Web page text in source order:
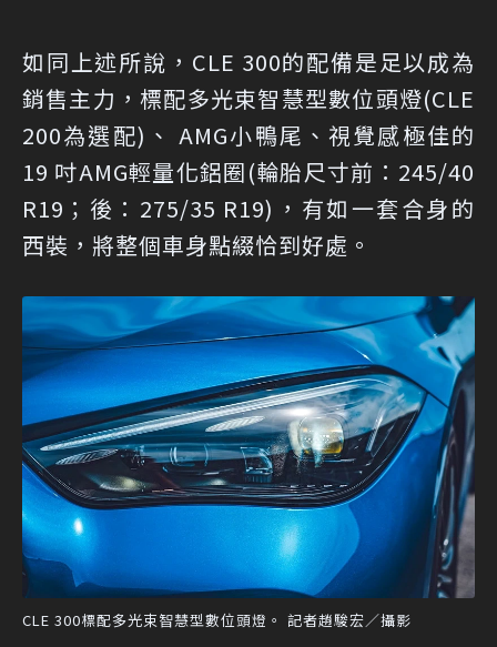
如同上述所說，CLE 300的配備是足以成為
銷售主力，標配多光束智慧型數位頭燈(CLE
200為選配)、 AMG小鴨尾、視覺感極佳的
19 吋AMG輕量化鋁圈(輪胎尺寸前：245/40
R19；後：275/35 R19)，有如一套合身的
西裝，將整個車身點綴恰到好處。
CLE 300標配多光束智慧型數位頭燈。 記者趙駿宏／攝影